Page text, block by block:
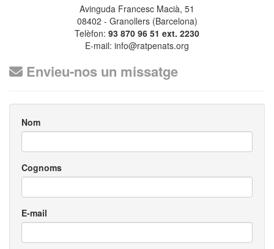
Avinguda Francesc Macià, 51
08402 - Granollers (Barcelona)
Telèfon: 93 870 96 51 ext. 2230
E-mail: info@ratpenats.org
Envieu-nos un missatge
Nom
Cognoms
E-mail